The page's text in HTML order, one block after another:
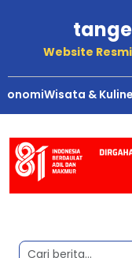
Website Resmi
Wisata &